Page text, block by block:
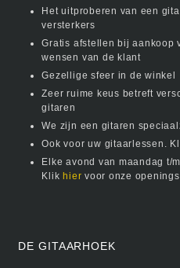
Het uitproberen van een
versterkers
Gratis afstellen bij aankoop
wensen van de klant
Gezellige sfeer in de winkel
Zeer ruime keus betreft
gitaren
We zijn een gitaren
Ook voor uw gitaarlessen.
Elke avond van maandag t/
Klik hier voor onze
DE GITAARHOEK